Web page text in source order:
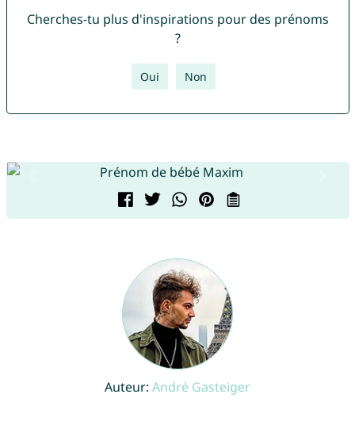
Cherches-tu plus d'inspirations pour des prénoms
?
Oui Non
Auteur: André Gasteiger